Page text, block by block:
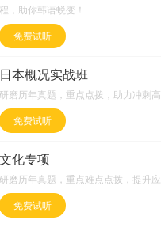
程，助你韩语蜕变！
免费试听
日本概况实战班
研磨历年真题，重点点拨，助力冲刺
免费试听
文化专项
研磨历年真题，重点难点点拨，提升应
免费试听